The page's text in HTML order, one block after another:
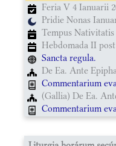
Feria V 4 Ianuarii
Pridie Nonas
Tempus Nativitatis
Hebdomada II
Sancta regula.
De Ea. Ante
Commentarium
(Gallia) De Ea.
Commentarium